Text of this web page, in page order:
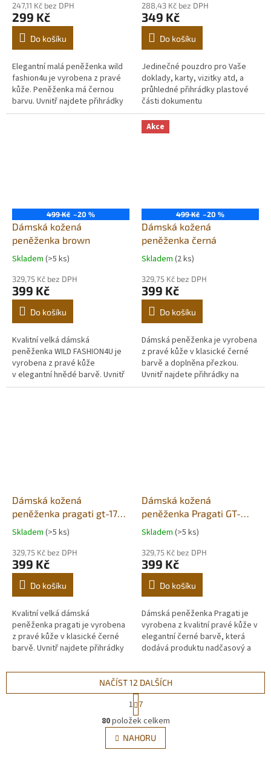
247,11 Kč bez DPH
299 Kč
Do košíku
Elegantní malá peněženka wild
fashion4u je vyrobena z pravé
kůže. Peněženka má černou
barvu. Uvnitř najdete přihrádky
na bankovky, platební karty a
288,43 Kč bez DPH
349 Kč
Do košíku
Jedinečné pouzdro pro Vaše
doklady, karty, vizitky atd, a
průhledné přihrádky plastové
části dokumentu
499 Kč –20 %
Dámská kožená
peněženka brown
Skladem (>5 ks)
329,75 Kč bez DPH
399 Kč
Do košíku
Kvalitní velká dámská
peněženka WILD FASHION4U je
vyrobena z pravé kůže
v elegantní hnědé barvě. Uvnitř
najdete přihrádky na bankovky,
Akce
499 Kč –20 %
Dámská kožená
peněženka černá
Skladem (2 ks)
329,75 Kč bez DPH
399 Kč
Do košíku
Dámská peněženka je vyrobena
z pravé kůže v klasické černé
barvě a doplněna přezkou.
Uvnitř najdete přihrádky na
bankovky, platební karty a
Dámská kožená
peněženka pragati gt-1754
černá
Skladem (>5 ks)
329,75 Kč bez DPH
399 Kč
Do košíku
Kvalitní velká dámská
peněženka pragati je vyrobena
z pravé kůže v klasické černé
barvě. Uvnitř najdete přihrádky
kapsičku na mince. Jsme...
Dámská kožená
peněženka Pragati GT-
5619 černá – pravá kůže,
elegantní design
Skladem (>5 ks)
329,75 Kč bez DPH
399 Kč
Do košíku
Dámská peněženka Pragati je
vyrobena z kvalitní pravé kůže v
elegantní černé barvě, která
dodává produktu nadčasový a
zpracování a odolnému...
O
v
l
á
NAČÍST 12 DALŠÍCH
S
t
r
á
n
k
1 7
80položek celkem
NAHORU